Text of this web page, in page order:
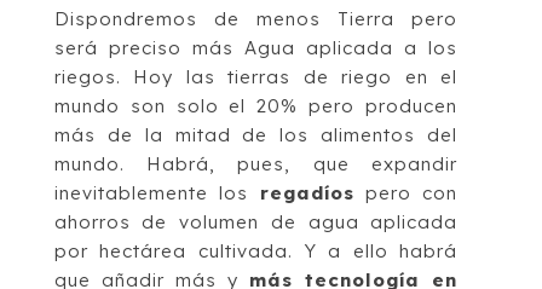
Dispondremos de menos Tierra pero
será preciso más Agua aplicada a los
riegos. Hoy las tierras de riego en el
mundo son solo el 20% pero producen
más de la mitad de los alimentos del
mundo. Habrá, pues, que expandir
inevitablemente los re­gadíos pero con
ahorros de volumen de agua aplicada
por hectárea cultivada. Y a ello habrá
que añadir más y más tecnología en